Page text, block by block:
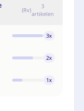
(Rv)
3
artikelen
3x
2x
1x